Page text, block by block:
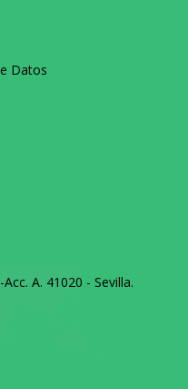
Datos
A. 41020 - Sevilla.